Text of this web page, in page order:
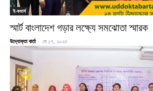
ই-কমার্স
স্মার্ট বাংলাদেশ গড়ার লক্ষ্যে সমঝোতা স্মারক
উদ্যোক্তা বার্তা - মে ১৭, ২০২৩